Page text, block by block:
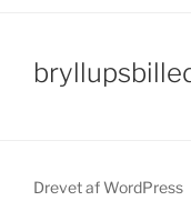
Drevet af WordPress